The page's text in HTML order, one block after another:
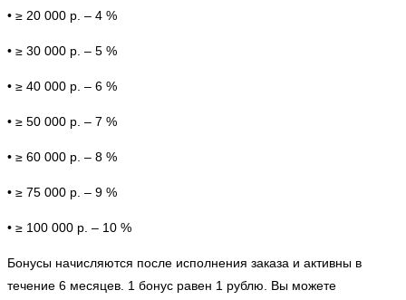
• ≥ 20 000 р. – 4 %
• ≥ 30 000 р. – 5 %
• ≥ 40 000 р. – 6 %
• ≥ 50 000 р. – 7 %
• ≥ 60 000 р. – 8 %
• ≥ 75 000 р. – 9 %
• ≥ 100 000 р. – 10 %
Бонусы начисляются после исполнения заказа и активны в
течение 6 месяцев. 1 бонус равен 1 рублю. Вы можете